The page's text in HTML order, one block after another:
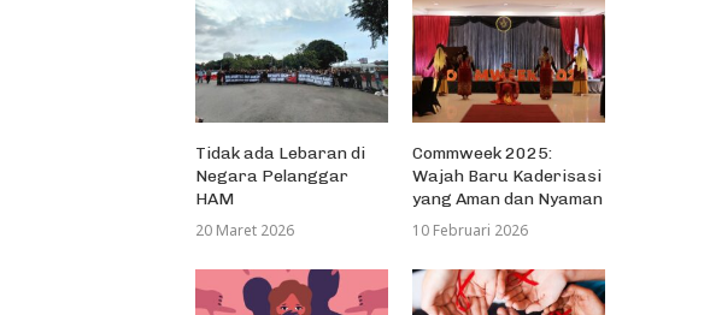
Tidak ada Lebaran di
Negara Pelanggar
HAM
20 Maret 2026
Commweek 2025:
Wajah Baru Kaderisasi
yang Aman dan Nyaman
10 Februari 2026